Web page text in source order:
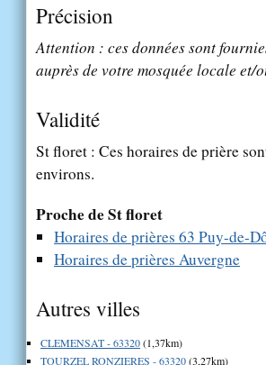
Précision
Attention : ces données sont
auprès de votre mosquée locale
Validité
St floret : Ces horaires de prière
environs.
Proche de St floret
Horaires de prières 63 Puy-de-
Horaires de prières Auvergne
Autres villes
CLEMENSAT - 63320(1,37km)
TOURZEL RONZIERES - 63320(3,27km)